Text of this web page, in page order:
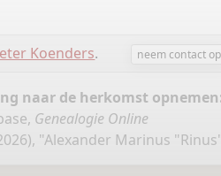
Koenders. neem contact op
naar de herkomst
Genealogie Online
"Alexander Marinus